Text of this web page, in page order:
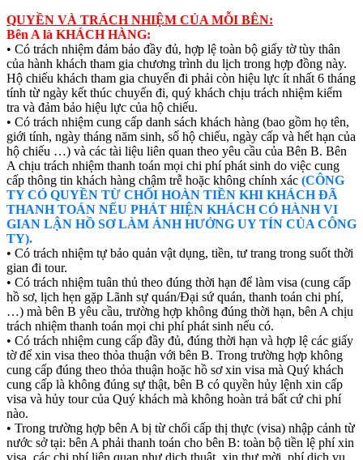
QUYỀN VÀ TRÁCH NHIỆM CỦA MỖI BÊN:
Bên A là KHÁCH HÀNG:
• Có trách nhiệm đảm bảo đầy đủ, hợp lệ toàn bộ giấy tờ tùy thân
của hành khách tham gia chương trình du lịch trong hợp đồng này.
Hộ chiếu khách tham gia chuyến đi phải còn hiệu lực ít nhất 6 tháng
tính từ ngày kết thúc chuyến đi, quý khách chịu trách nhiệm kiểm
tra và đảm bảo hiệu lực của hộ chiếu.
• Có trách nhiệm cung cấp danh sách khách hàng (bao gồm họ tên,
giới tính, ngày tháng năm sinh, số hộ chiếu, ngày cấp và hết hạn của
hộ chiếu …) và các tài liệu liên quan theo yêu cầu của Bên B. Bên
A chịu trách nhiệm thanh toán mọi chi phí phát sinh do việc cung
cấp thông tin khách hàng chậm trễ hoặc không chính xác (CÔNG
TY CÓ QUYỀN TỪ CHỐI HOÀN TIỀN KHI KHÁCH ĐÃ
THANH TOÁN NẾU PHÁT HIỆN KHÁCH CÓ HÀNH VI
GIAN LẬN HỒ SƠ LÀM ẢNH HƯỞNG UY TÍN CỦA CÔNG
TY).
• Có trách nhiệm tự bảo quản vật dụng, tiền, tư trang trong suốt thời
gian đi tour.
• Có trách nhiệm tuân thủ theo đúng thời hạn để làm visa (cung cấp
hồ sơ, lịch hẹn gặp Lãnh sự quán/Đại sứ quán, thanh toán chi phí,
…) mà bên B yêu cầu, trường hợp không đúng thời hạn, bên A chịu
trách nhiệm thanh toán mọi chi phí phát sinh nếu có.
• Có trách nhiệm cung cấp đầy đủ, đúng thời hạn và hợp lệ các giấy
tờ để xin visa theo thỏa thuận với bên B. Trong trường hợp không
cung cấp đúng theo thỏa thuận hoặc hồ sơ xin visa mà Quý khách
cung cấp là không đúng sự thật, bên B có quyền hủy lệnh xin cấp
visa và hủy tour của Quý khách mà không hoàn trả bất cứ chi phí
nào.
• Trong trường hợp bên A bị từ chối cấp thị thực (visa) nhập cảnh từ
nước sở tại: bên A phải thanh toán cho bên B: toàn bộ tiền lệ phí xin
visa, các chi phí liên quan như dịch thuật, xin thư mời, phí dịch vụ